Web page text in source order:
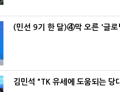
(민선 9기 한 달)④막 오른 '글
김민석 "TK 유세에 도움되는